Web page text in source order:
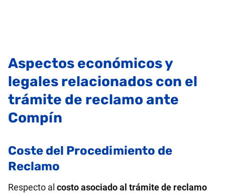
Aspectos económicos y
legales relacionados con el
trámite de reclamo ante
Compín
Coste del Procedimiento de
Reclamo
Respecto al costo asociado al trámite de reclamo